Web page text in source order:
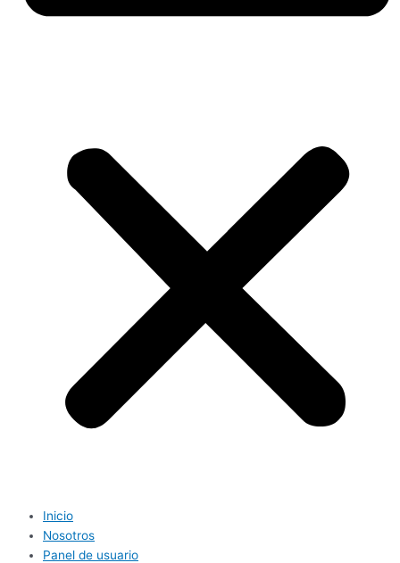
Inicio
Nosotros
Panel de usuario